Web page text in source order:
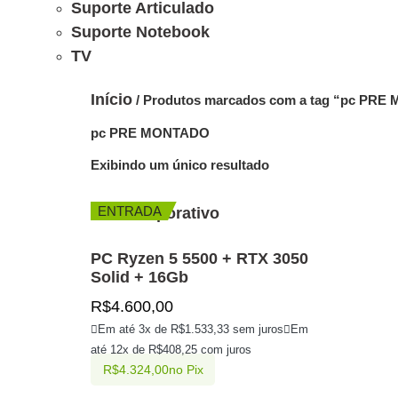
Suporte Articulado
Suporte Notebook
TV
Início / Produtos marcados com a tag “pc PRE
pc PRE MONTADO
Exibindo um único resultado
ENTRADA
PC Ryzen 5 5500 + RTX 3050
Solid + 16Gb
R$4.600,00
Em até 3x de R$1.533,33 sem juros
Em
até 12x de R$408,25 com juros
R$4.324,00no Pix